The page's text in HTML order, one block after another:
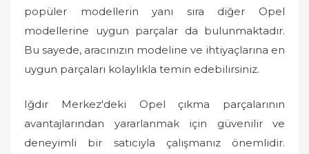
popüler modellerin yanı sıra diğer Opel
modellerine uygun parçalar da bulunmaktadır.
Bu sayede, aracınızın modeline ve ihtiyaçlarına en
uygun parçaları kolaylıkla temin edebilirsiniz.
Iğdır Merkez'deki Opel çıkma parçalarının
avantajlarından yararlanmak için güvenilir ve
deneyimli bir satıcıyla çalışmanız önemlidir.